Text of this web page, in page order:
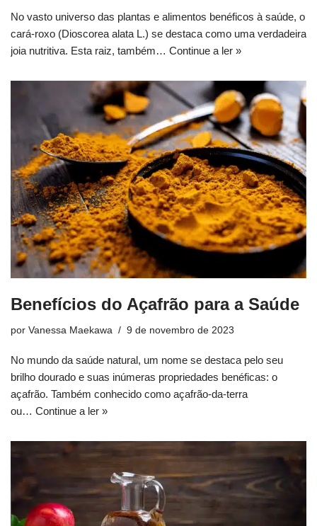
No vasto universo das plantas e alimentos benéficos à saúde, o
cará-roxo (Dioscorea alata L.) se destaca como uma verdadeira
joia nutritiva. Esta raiz, também… Continue a ler »
Benefícios do Açafrão para a Saúde
por Vanessa Maekawa 9 de novembro de 2023
No mundo da saúde natural, um nome se destaca pelo seu
brilho dourado e suas inúmeras propriedades benéficas: o
açafrão. Também conhecido como açafrão-da-terra
ou… Continue a ler »